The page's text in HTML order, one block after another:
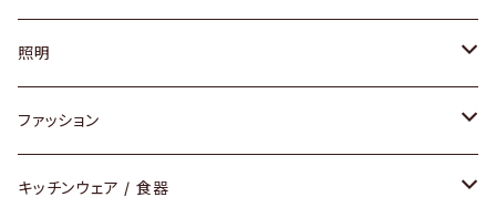
ソファ / ベンチ
チェア / スツール
ダイニングセット / ダイニングテーブル
照明
ペンダントライト
テーブルランプ / デスクスタンド
ファッション
アクセサリー
キッチンウェア / 食器